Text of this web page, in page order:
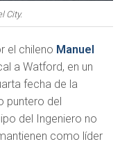
City.
el chileno Manuel
a Watford, en un
fecha de la
puntero del
del Ingeniero no
como líder